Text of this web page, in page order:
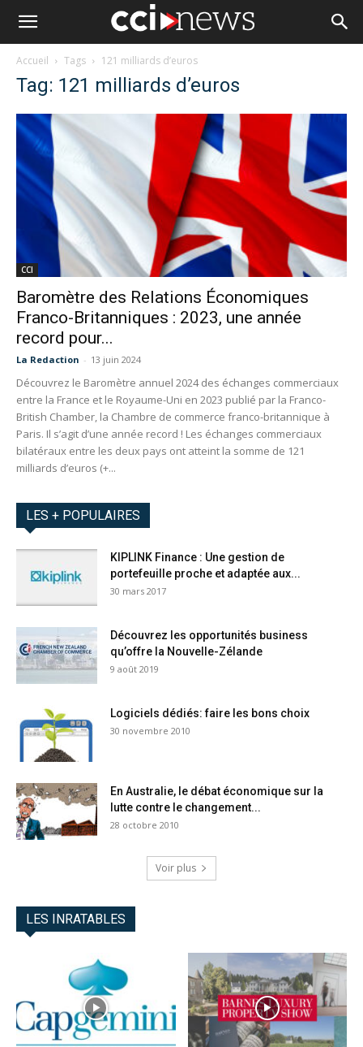
Accueil Tags 121 milliards d’euros
Tag: 121 milliards d’euros
CCI
Baromètre des Relations Économiques
Franco-Britanniques : 2023, une année
record pour...
La Redaction - 13 juin 2024
Découvrez le Baromètre annuel 2024 des échanges commerciaux
entre la France et le Royaume-Uni en 2023 publié par la Franco-
British Chamber, la Chambre de commerce franco-britannique à
Paris. Il s’agit d’une année record ! Les échanges commerciaux
bilatéraux entre les deux pays ont atteint la somme de 121
milliards d’euros (+...
LES + POPULAIRES
KIPLINK Finance : Une gestion de
portefeuille proche et adaptée aux...
30 mars 2017
Découvrez les opportunités business
qu’offre la Nouvelle-Zélande
9 août 2019
Logiciels dédiés: faire les bons choix
30 novembre 2010
En Australie, le débat économique sur la
lutte contre le changement...
28 octobre 2010
Voir plus
LES INRATABLES